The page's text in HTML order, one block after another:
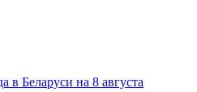
в Беларуси на 8 августа